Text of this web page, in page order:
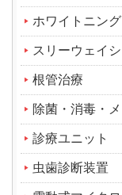
ホワイトニング
スリーウェイ
根管治療
除菌・消毒・
診療ユニット
虫歯診断装置